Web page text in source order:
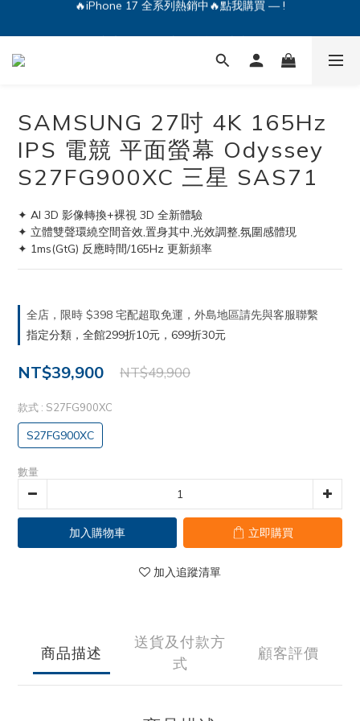
🔥iPhone 17 全系列熱銷中🔥點我購買 — !
SAMSUNG 27吋 4K 165Hz
IPS 電競 平面螢幕 Odyssey
S27FG900XC 三星 SAS71
✦ AI 3D 影像轉換+裸視 3D 全新體驗
✦ 立體雙聲環繞空間音效,置身其中,光效調整,氛圍感體現
✦ 1ms(GtG) 反應時間/165Hz 更新頻率
全店，限時 $398 宅配超取免運，外島地區請先與客服聯繫
指定分類，全館299折10元，699折30元
NT$39,900 NT$49,900
款式 : S27FG900XC
S27FG900XC
數量
加入購物車 立即購買
加入追蹤清單
商品描述
送貨及付款方
式
顧客評價